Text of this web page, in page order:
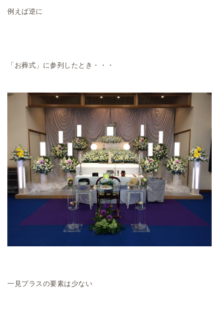
例えば逆に
「お葬式」に参列したとき・・・
一見プラスの要素は少ない